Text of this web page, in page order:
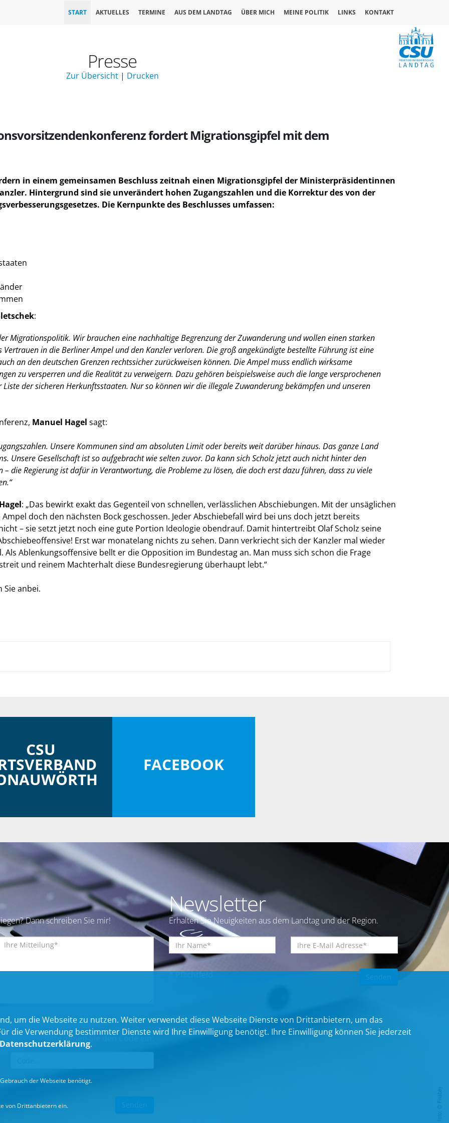
START AKTUELLES TERMINE AUS DEM LANDTAG ÜBER MICH MEINE POLITIK LINKS KONTAKT
Presse
Zur Übersicht| Drucken
fordert Migrationsgipfel mit dem
in einem gemeinsamen Beschluss zeitnah einen Migrationsgipfel der Ministerpräsidentinnen
Hintergrund sind sie unverändert hohen Zugangszahlen und die Korrektur des von der
Die Kernpunkte des Beschlusses umfassen:
:
Migrationspolitik. Wir brauchen eine nachhaltige Begrenzung der Zuwanderung und wollen einen starken
in die Berliner Ampel und den Kanzler verloren. Die groß angekündigte bestellte Führung ist eine
an den deutschen Grenzen rechtssicher zurückweisen können. Die Ampel muss endlich wirksame
zu versperren und die Realität zu verweigern. Dazu gehören beispielsweise auch die lange versprochenen
der sicheren Herkunftsstaaten. Nur so können wir die illegale Zuwanderung bekämpfen und unseren
Manuel Hagel sagt:
Unsere Kommunen sind am absoluten Limit oder bereits weit darüber hinaus. Das ganze Land
Unsere Gesellschaft ist so aufgebracht wie selten zuvor. Da kann sich Scholz jetzt auch nicht hinter den
die Regierung ist dafür in Verantwortung, die Probleme zu lösen, die doch erst dazu führen, dass zu viele
: „Das bewirkt exakt das Gegenteil von schnellen, verlässlichen Abschiebungen. Mit der unsäglichen
doch den nächsten Bock geschossen. Jeder Abschiebefall wird bei uns doch jetzt bereits
– sie setzt jetzt noch eine gute Portion Ideologie obendrauf. Damit hintertreibt Olaf Scholz seine
Erst war monatelang nichts zu sehen. Dann verkriecht sich der Kanzler mal wieder
Ablenkungsoffensive bellt er die Opposition im Bundestag an. Man muss sich schon die Frage
und reinem Machterhalt diese Bundesregierung überhaupt lebt.“
Sie anbei.
CSU
FACEBOOK
Dann schreiben Sie mir!
Bitte geben Sie den Code ein:
Newsletter
Erhalten Sie Neuigkeiten aus dem Landtag und der Region.
* Pflichtfeld
um die Webseite zu nutzen. Weiter verwendet diese Webseite Dienste von Drittanbietern, um das
die Verwendung bestimmter Dienste wird Ihre Einwilligung benötigt. Ihre Einwilligung können Sie jederzeit
.
der Webseite benötigt.
von Drittanbietern ein.